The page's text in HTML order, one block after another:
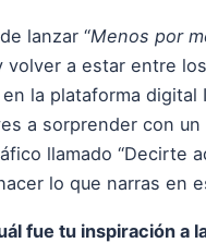
lanzar “Menos por
volver a estar entre
la plataforma digital
a sorprender con un
llamado “Decirte
lo que narras en
fue tu inspiración a